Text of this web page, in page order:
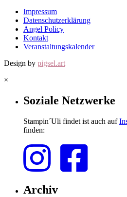
Impressum
Datenschutzerklärung
Angel Policy
Kontakt
Veranstaltungskalender
Design by pigsel.art
×
Soziale Netzwerke
Stampin´Uli findet ist auch auf
finden:
Archiv